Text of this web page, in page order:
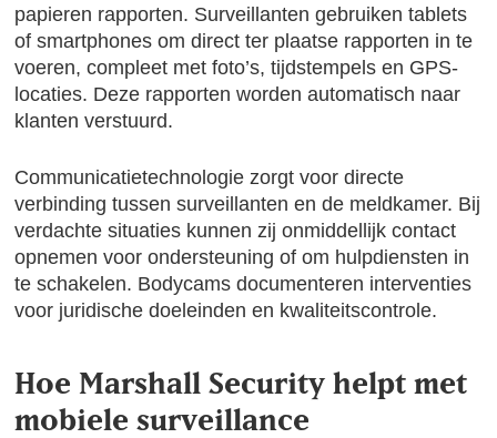
papieren rapporten. Surveillanten gebruiken tablets
of smartphones om direct ter plaatse rapporten in te
voeren, compleet met foto’s, tijdstempels en GPS-
locaties. Deze rapporten worden automatisch naar
klanten verstuurd.
Communicatietechnologie zorgt voor directe
verbinding tussen surveillanten en de meldkamer. Bij
verdachte situaties kunnen zij onmiddellijk contact
opnemen voor ondersteuning of om hulpdiensten in
te schakelen. Bodycams documenteren interventies
voor juridische doeleinden en kwaliteitscontrole.
Hoe Marshall Security helpt met
mobiele surveillance